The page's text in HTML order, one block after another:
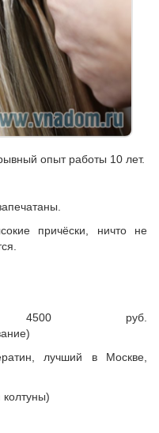
опыт работы 10 лет.
причёски, ничто не
4500 руб.
лучший в Москве,